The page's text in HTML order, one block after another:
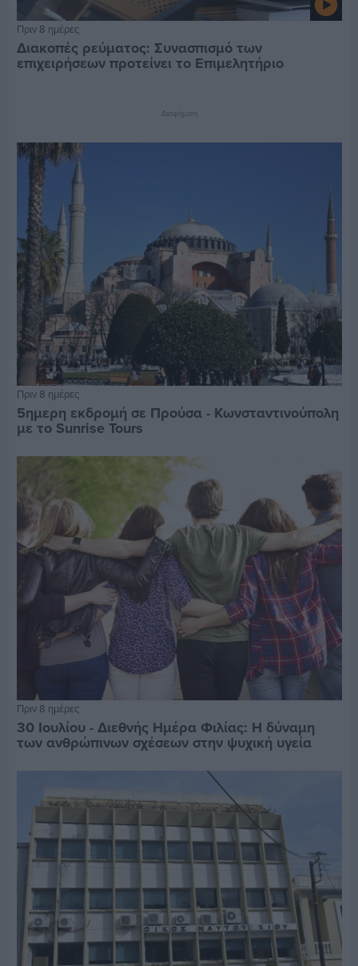
Πριν 8 ημέρες
Διακοπές ρεύματος: Συνασπισμό των
επιχειρήσεων προτείνει το Επιμελητήριο
Διαφήμιση
Πριν 8 ημέρες
5ημερη εκδρομή σε Προύσα - Κωνσταντινούπολη
με το Sunrise Tours
Πριν 8 ημέρες
30 Ιουλίου - Διεθνής Ημέρα Φιλίας: Η δύναμη
των ανθρώπινων σχέσεων στην ψυχική υγεία